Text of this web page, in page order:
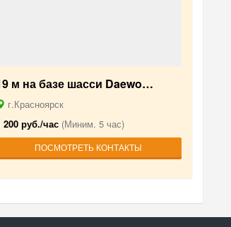
м на базе шасси Daewo…
г.Красноярск
200 руб./час(Миним. 5 час)
ПОСМОТРЕТЬ КОНТАКТЫ